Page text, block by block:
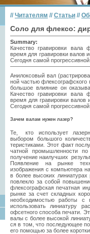
// Читателям // Статьи //
Соло для флексо:
Summary:
Качество гравировки вала
время для гравировки валов
Сегодня самой
Анилоксовый вал
ной частью флексографского
большое влияние он
Каче­ство гравировки вала
время для гравировки валов
Сегодня самой
Зачем валам нужен лазер?
Те, кто использует
выбором боль­шого
теристиками. Этот факт
чатной промышленности по
получение наилучших
Появление на рынке
изображения с компьютера
в более высоких
повлекло за собой
флексографская печатная
рынке за счет складных
необхо­димостью работы с
использовать линиатуру
офсетного способа печати.
валы с более высокой
ся в том, что последующее
его по­мощью за более